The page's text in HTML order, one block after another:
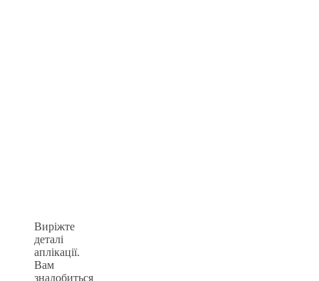
Виріжте
деталі
аплікації.
Вам
знадобиться